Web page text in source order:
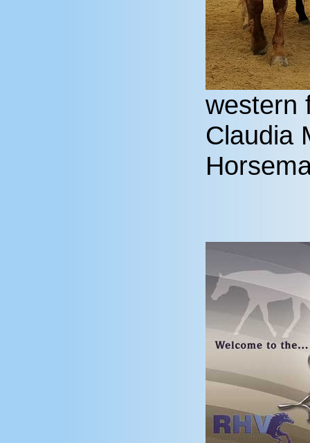
western
Claudia